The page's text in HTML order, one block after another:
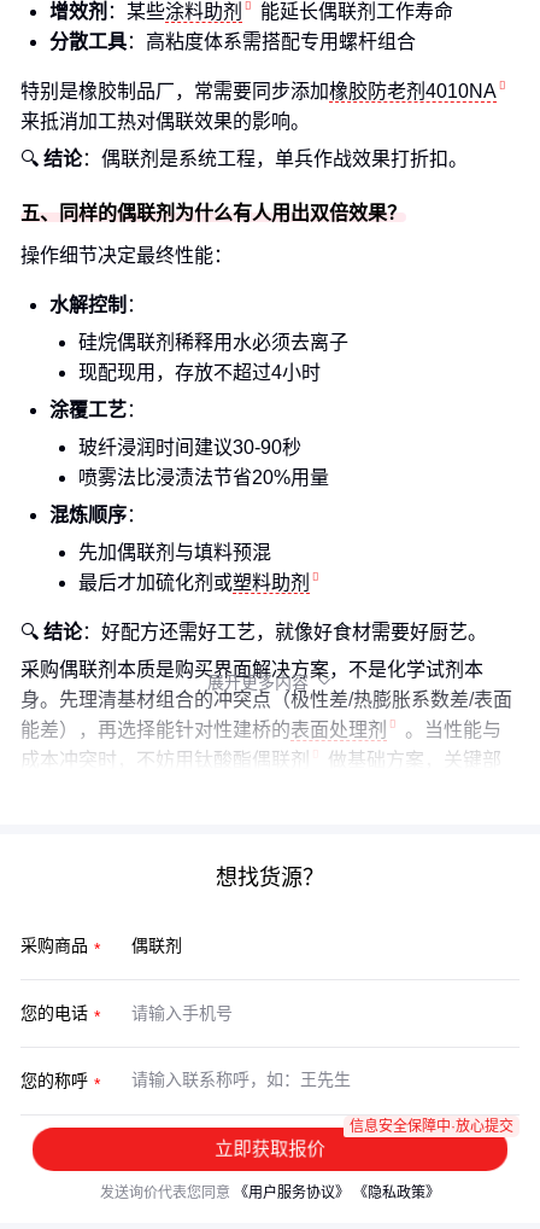
增效剂 ：某些涂料助剂
能延长偶联剂工作寿命
分散工具：高粘度体系需搭配专用螺杆组合
特别是橡胶制品厂，常需要同步添加橡胶防老剂4010NA
来抵消加工热对偶联效果的影响。
🔍 结论：偶联剂是系统工程，单兵作战效果打折扣。
五、同样的偶联剂为什么有人用出双倍效果？
操作细节决定最终性能：
水解控制 ：
硅烷偶联剂稀释用水必须去离子
现配现用，存放不超过4小时
涂覆工艺：
玻纤浸润时间建议30-90秒
喷雾法比浸渍法节省20%用量
混炼顺序：
先加偶联剂与填料预混
最后才加硫化剂或塑料助剂
🔍 结论：好配方还需好工艺，就像好食材需要好厨艺。
采购偶联剂本质是购买界面解决方案，不是化学试剂本
身。先理清基材组合的冲突点（极性差/热膨胀系数差/表面
能差），再选择能针对性建桥的表面处理剂
。当性能与
成本冲突时，不妨用钛酸酯偶联剂
做基础方案，关键部
展开更多内容 
想找货源？
采购商品
您的电话
您的称呼
立即获取报价
信息安全保障中·放心提交
发送询价代表您同意 《用户服务协议》 《隐私政策》